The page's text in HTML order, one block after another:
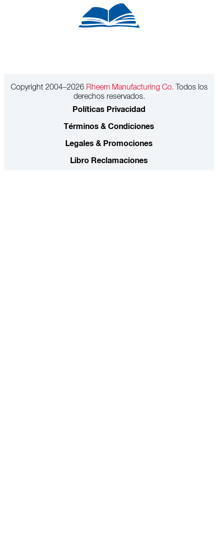
Copyright 2004–2026Rheem Manufacturing Co. Todos los
derechos reservados.
Políticas Privacidad
Términos & Condiciones
Legales & Promociones
Libro Reclamaciones